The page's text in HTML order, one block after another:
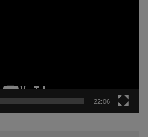
22:06